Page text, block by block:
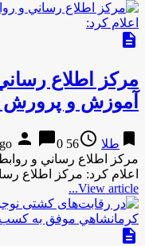
description
مركز اطلاع
آموزش و پرورش
bookmark طلا access_time
56 years ago
person chat_bubble0
مركز اطلاع رساني و
اعلام كرد: مركز اطلاع
View article...
description